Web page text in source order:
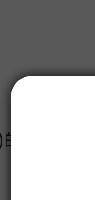
差異